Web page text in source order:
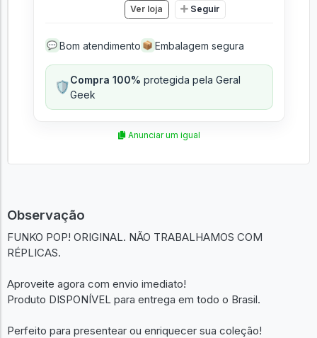
Ver loja Seguir
💬 Bom atendimento 📦 Embalagem segura
🛡️Compra 100% protegida pela Geral
Geek
Anunciar um igual
Observação
FUNKO POP! ORIGINAL. NÃO TRABALHAMOS COM
RÉPLICAS.
Aproveite agora com envio imediato!
Produto DISPONÍVEL para entrega em todo o Brasil.
Perfeito para presentear ou enriquecer sua coleção!